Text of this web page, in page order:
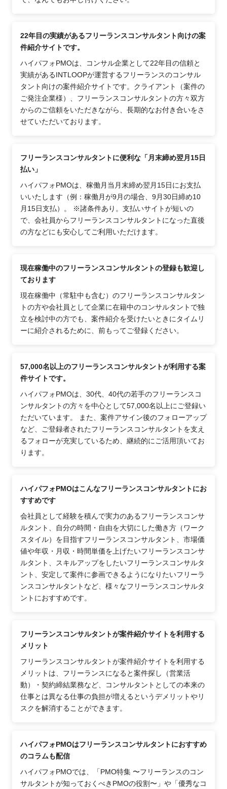
22年目の実績があるフリーランスコンサルタント向けの案
件紹介サイトです。
ハイパフォPMOは、コンサル企業として22年目の信頼と
実績があるINTLOOPが運営するフリーランスのコンサル
タント向けの案件紹介サイトです。クライアント（案件の
ご発注企業様）、フリーランスコンサルタントの方々双方
からのご信頼をいただきながら、長期的なお付き合いをさ
せていただいております。
フリーランスコンサルタントに便利な「月末締め翌月15日
払い」
ハイパフォPMOは、稼働月当月末締め翌月15日にお支払
いいたします（例：稼働月が9月の場合、9月30日締め10
月15日支払）。 ※諸条件あり。支払いサイトが短いの
で、会社員からフリーランスコンサルタントになった直後
の方などにも安心してご利用いただけます。
現在稼働中のフリーランスコンサルタントの登録も歓迎し
ております
現在稼働中（常駐中も含む）のフリーランスコンサルタン
トの方や会社員として企業に在籍中のコンサルタントで独
立を検討中の方でも、案件紹介を受けたいときにタイムリ
ーに紹介されるために、前もってご登録ください。
57,000名以上のフリーランスコンサルタントが利用する案
件サイトです。
ハイパフォPMOは、30代、40代の若手のフリーランスコ
ンサルタントの方々を中心として57,000名以上にご登録い
ただいています。 また、案件アサイン後のフォローアップ
など、ご登録者されたフリーランスコンサルタントを支え
るフォローが充実しているため、継続的にご活用頂いてお
ります。
ハイパフォPMOはこんなフリーランスコンサルタントにお
すすめです
会社員として経験を積んで実力のあるフリーランスコンサ
ルタント、自分の時間・自由を大切にした働き方（ワーク
スタイル）を目指すフリーランスコンサルタント、市場価
値や年収・月収・時間単価を上げたいフリーランスコンサ
ルタント、スキルアップをしたいフリーランスコンサルタ
ント、安定して案件に参画できるようになりたいフリーラ
ンスコンサルタントなど、様々なフリーランスコンサルタ
ントにおすすめです。
フリーランスコンサルタントが案件紹介サイトを利用する
メリット
フリーランスコンサルタントが案件紹介サイトを利用する
メリットは、フリーランスになると案件探し（営業活
動）・契約締結業務など、コンサルタントとしての本来の
仕事とは異なる仕事の負担が増えるというデメリットやリ
スクを解消することができます。
ハイパフォPMOはフリーランスコンサルタントにおすすめ
のコラムも配信
ハイパフォPMOでは、「PMO特集 〜フリーランスのコン
サルタントが知っておくべきPMOの役割〜」や「優秀なコ